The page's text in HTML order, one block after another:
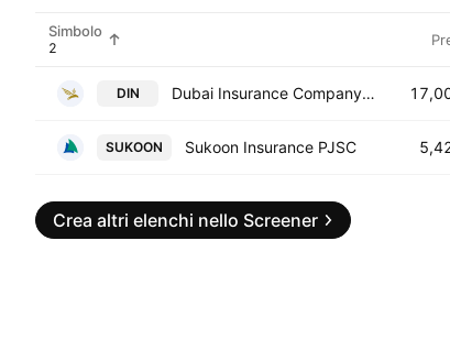
Simbolo
DIN Dubai Insurance CompanyPSC
SUKOON Sukoon Insurance PJSC
Crea altri elenchi nello Screener